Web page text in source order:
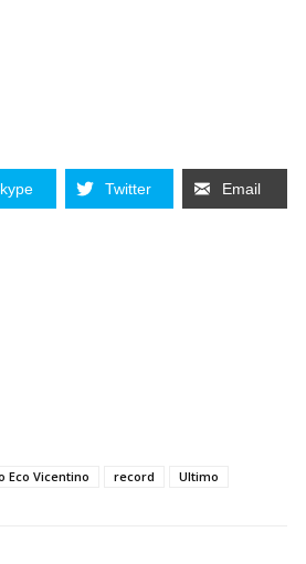
Twitter Email
Eco Vicentino record Ultimo